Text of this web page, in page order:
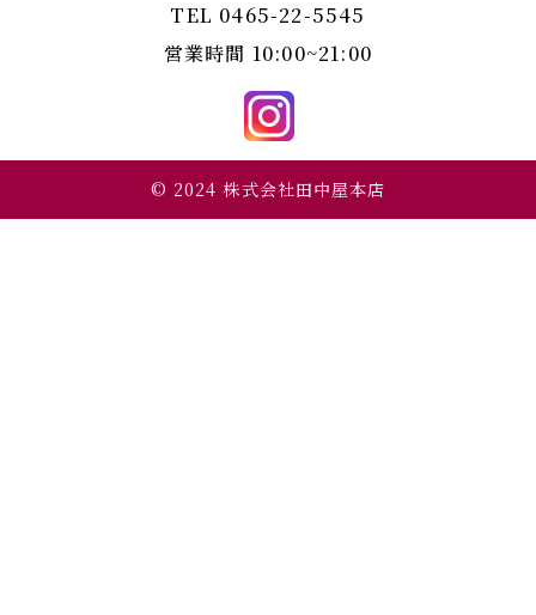
TEL 0465-22-5545
営業時間 10:00~21:00
© 2024株式会社田中屋本店